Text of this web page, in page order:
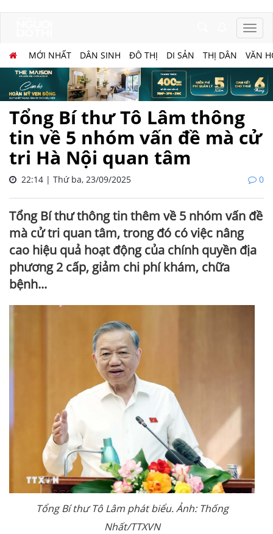
MỚI NHẤT DÂN SINH ĐÔ THỊ DI SẢN THỊ DÂN VĂN
Tổng Bí thư Tô Lâm thông
tin về 5 nhóm vấn đề mà cử
tri Hà Nội quan tâm
22:14 | Thứ ba, 23/09/2025 0
Tổng Bí thư thông tin thêm về 5 nhóm vấn đề
mà cử tri quan tâm, trong đó có việc nâng
cao hiệu quả hoạt động của chính quyền địa
phương 2 cấp, giảm chi phí khám, chữa
bệnh...
Tổng Bí thư Tô Lâm phát biểu. Ảnh: Thống
Nhất/TTXVN